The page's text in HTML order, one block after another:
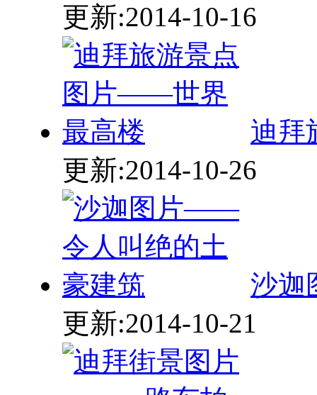
更新:2014-10-16
迪拜
更新:2014-10-26
沙迦
更新:2014-10-21